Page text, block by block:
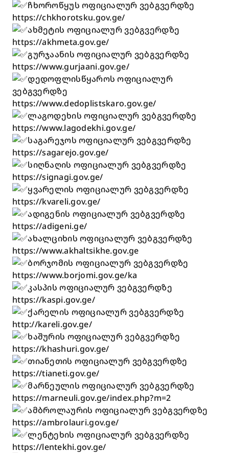
ჩხოროწყუს ოფიციალურ ვებგვერდზე
https://chkhorotsku.gov.ge/
ახმეტის ოფიციალურ ვებგვერდზე
https://akhmeta.gov.ge/
გურჯაანის ოფიციალურ ვებგვერდზე
https://www.gurjaani.gov.ge/
დედოფლისწყაროს ოფიციალურ
ვებგვერდზე
https://www.dedoplistskaro.gov.ge/
ლაგოდეხის ოფიციალურ ვებგვერდზე
https://www.lagodekhi.gov.ge/
საგარეჯოს ოფიციალურ ვებგვერდზე
https://sagarejo.gov.ge/
სიღნაღის ოფიციალურ ვებგვერდზე
https://signagi.gov.ge/
ყვარელის ოფიციალურ ვებგვერდზე
https://kvareli.gov.ge/
ადიგენის ოფიციალურ ვებგვერდზე
https://adigeni.ge/
ახალციხის ოფიციალურ ვებგვერდზე
https://www.akhaltsikhe.gov.ge
ბორჯომის ოფიციალურ ვებგვერდზე
https://www.borjomi.gov.ge/ka
კასპის ოფიციალურ ვებგვერდზე
https://kaspi.gov.ge/
ქარელის ოფიციალურ ვებგვერდზე
http://kareli.gov.ge/
ხაშურის ოფიციალურ ვებგვერდზე
https://khashuri.gov.ge/
თიანეთის ოფიციალურ ვებგვერდზე
https://tianeti.gov.ge/
მარნეულის ოფიციალურ ვებგვერდზე
https://marneuli.gov.ge/index.php?m=2
ამბროლაურის ოფიციალურ ვებგვერდზე
https://ambrolauri.gov.ge/
ლენტეხის ოფიციალურ ვებგვერდზე
https://lentekhi.gov.ge/